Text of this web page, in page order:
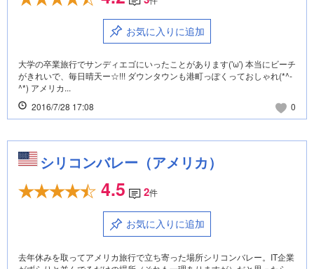
お気に入りに追加
大学の卒業旅行でサンディエゴにいったことがあります('ω') 本当にビーチ
がきれいで、毎日晴天ー☆!!! ダウンタウンも港町っぽくっておしゃれ(*^-
^*) アメリカ...
2016/7/28 17:08
0
シリコンバレー（アメリカ）
4.5 2件
お気に入りに追加
去年休みを取ってアメリカ旅行で立ち寄った場所シリコンバレー。IT企業